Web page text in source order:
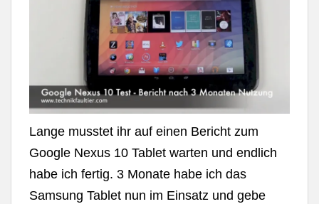
Lange musstet ihr auf einen Bericht zum
Google Nexus 10 Tablet warten und endlich
habe ich fertig. 3 Monate habe ich das
Samsung Tablet nun im Einsatz und gebe